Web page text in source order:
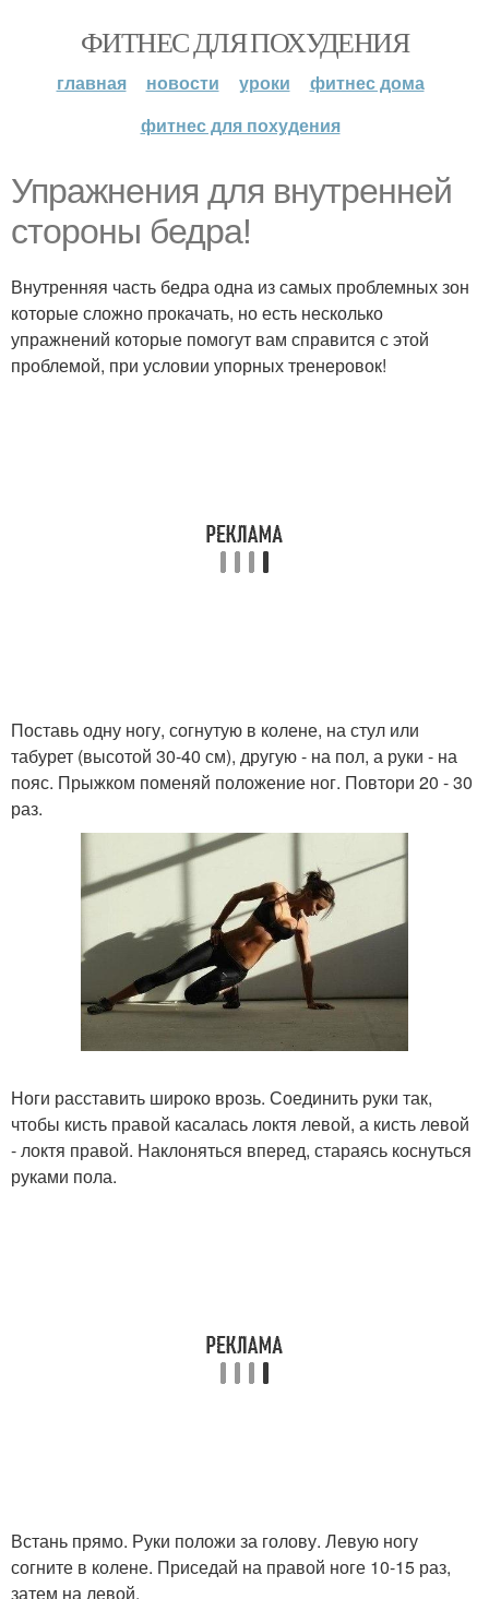
ФИТНЕС ДЛЯ ПОХУДЕНИЯ
главная новости уроки
фитнес дома
фитнес для похудения
Упражнения для внутренней
стороны бедра!
Внутренняя часть бедра одна из самых проблемных зон
которые сложно прокачать, но есть несколько
упражнений которые помогут вам справится с этой
проблемой, при условии упорных тренеровок!
Поставь одну ногу, согнутую в колене, на стул или
табурет (высотой 30-40 см), другую - на пол, а руки - на
пояс. Прыжком поменяй положение ног. Повтори 20 - 30
раз.
Ноги расставить широко врозь. Соединить руки так,
чтобы кисть правой касалась локтя левой, а кисть левой
- локтя правой. Наклоняться вперед, стараясь коснуться
руками пола.
Встань прямо. Руки положи за голову. Левую ногу
согните в колене. Приседай на правой ноге 10-15 раз,
затем на левой.